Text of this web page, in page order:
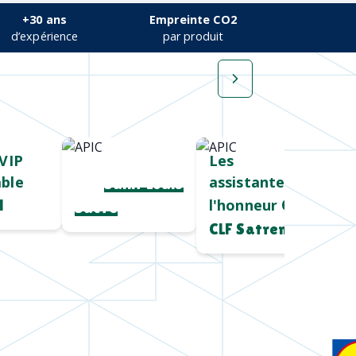
+30 ans
d’expérience
Empreinte CO2
par produit
Saint Louis
Sucre
Les
assistantes à
l'honneur Chez
CLF Satrem